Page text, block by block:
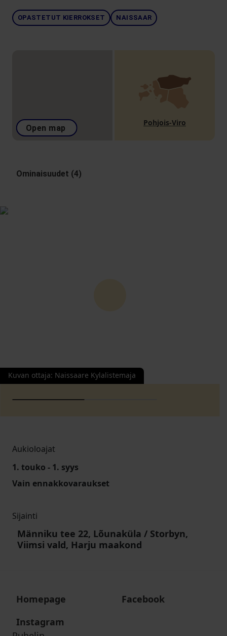
OPASTETUT KIERROKSET NAISSAAR
Open map
Pohjois-Viro
Ominaisuudet (4)
Kuvan ottaja: Naissaare Kylalistemaja
Aukioloajat
1. touko - 1. syys
Vain ennakkovaraukset
Sijainti
Männiku tee 22, Lõunaküla / Storbyn,
Viimsi vald, Harju maakond
Homepage
Facebook
Instagram